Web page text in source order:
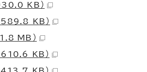
KB）
589.8 KB）
MB）
610.6 KB）
413.7 KB）